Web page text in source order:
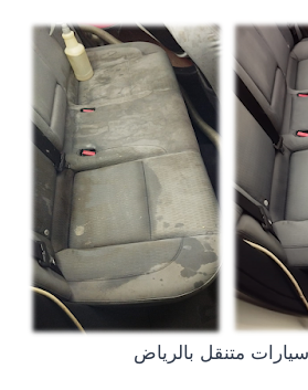
متنقل بالرياض